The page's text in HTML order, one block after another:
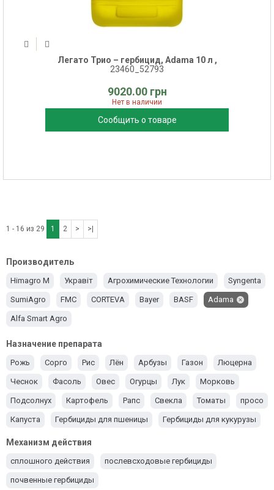
Легато Трио – гербицид, Adama 10 л ,
23460_52793
9020.00 грн
Нет в наличии
Сообщить о товаре
1 - 16 из 29 1 2 > >|
Производитель
Himagro M Укравіт Агрохимические Технологии Syngenta
SumiAgro FMC CORTEVA Bayer BASF Adama
Alfa Smart Agro
Назначение препарата
Рожь Сорго Рис Лён Арбузы Газон Люцерна
Чеснок Фасоль Овес Огурцы Лук Морковь
Подсолнух Картофель Рапс Свекла Томаты просо
Капуста Гербициды для пшеницы Гербициды для кукурузы
Ячмень Гербициды для сои
Механизм действия
сплошного действия послевсходовые гербициды
почвенные гербициды